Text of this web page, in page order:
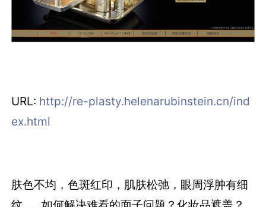
URL: http://re-plasty.helenarubinstein.cn/ind
ex.html
肤色不均，色斑红印，肌肤松弛，眼周浮肿有细